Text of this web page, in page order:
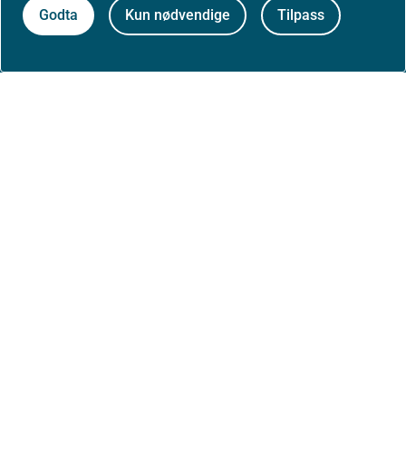
Godta Kun nødvendige Tilpass
Presse